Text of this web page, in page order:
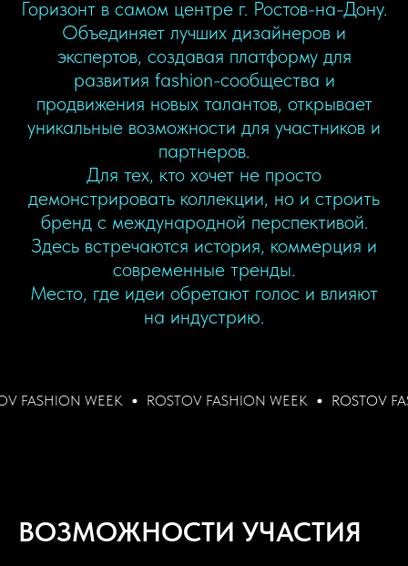
Горизонт в самом центре г. Ростов-на-Дону.
Объединяет лучших дизайнеров и
экспертов, создавая платформу для
развития fashion-сообщества и
продвижения новых талантов, открывает
уникальные возможности для участников и
партнеров.
Для тех, кто хочет не просто
демонстрировать коллекции, но и строить
бренд с международной перспективой.
Здесь встречаются история, коммерция и
современные тренды.
Место, где идеи обретают голос и влияют
на индустрию.
WEEK ROSTOV FASHION WEEK ROSTOV FASHION
ВОЗМОЖНОСТИ УЧАСТИЯ